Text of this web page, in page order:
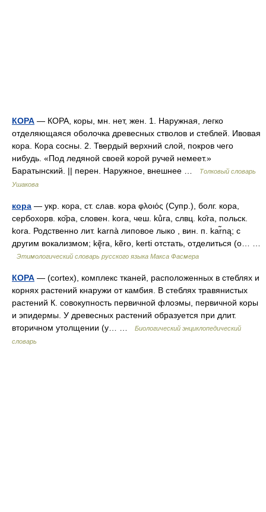
КОРА — КОРА, коры, мн. нет, жен. 1. Наружная, легко
отделяющаяся оболочка древесных стволов и стеблей. Ивовая
кора. Кора сосны. 2. Твердый верхний слой, покров чего
нибудь. «Под ледяной своей корой ручей немеет.»
Баратынский. || перен. Наружное, внешнее …
Толковый словарь
Ушакова
кора — укр. кора, ст. слав. кора φλοιός (Супр.), болг. кора,
сербохорв. ко̏ра, словен. kora, чеш. kůra, слвц. kо̑rа, польск.
kоrа. Родственно лит. karnà липовое лыко , вин. п. kar̃ną; с
другим вокализмом; kę̃ra, kẽro, kerti отстать, отделиться (о… …
Этимологический словарь русского языка Макса Фасмера
КОРА — (cortex), комплекс тканей, расположенных в стеблях и
корнях растений кнаружи от камбия. В стеблях травянистых
растений К. совокупность первичной флоэмы, первичной коры
и эпидермы. У древесных растений образуется при длит.
вторичном утолщении (у… …
Биологический энциклопедический
словарь